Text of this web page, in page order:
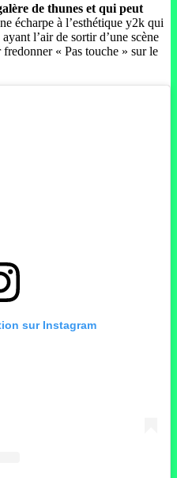
de thunes et qui peut
écharpe à l’esthétique y2k qui
l’air de sortir d’une scène
« Pas touche » sur le
sur Instagram